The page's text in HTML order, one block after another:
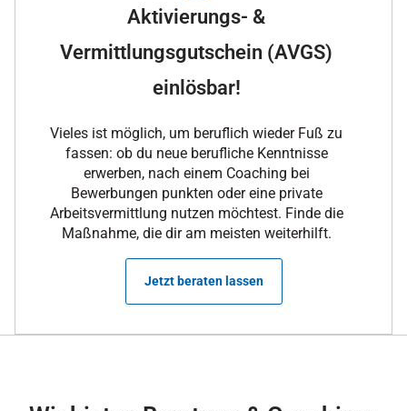
Aktivierungs- &
Vermittlungsgutschein (AVGS)
einlösbar!
Vieles ist möglich, um beruflich wieder Fuß zu
fassen: ob du neue berufliche Kenntnisse
erwerben, nach einem Coaching bei
Bewerbungen punkten oder eine private
Arbeitsvermittlung nutzen möchtest. Finde die
Maßnahme, die dir am meisten weiterhilft.
Jetzt beraten lassen